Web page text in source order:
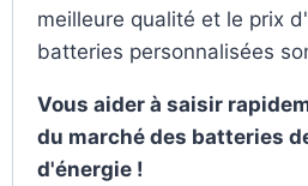
meilleure qualité et le prix
batteries personnalisées
Vous aider à saisir
du marché des batteries
d'énergie !